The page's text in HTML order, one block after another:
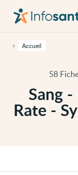
contenu
cette
principale
outils
Sang
Rate -
58
Accueil
principale
Filtres